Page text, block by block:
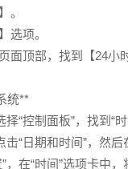
。
选项。
面顶部，找到【24小
统**
“控制面板”，找到“
击“日期和时间”，然
，在“时间”选项卡中，